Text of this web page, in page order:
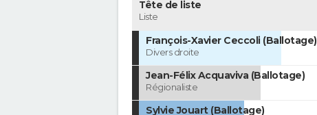
Tête de liste
Liste
François-Xavier Ceccoli (Ballotage)
Divers droite
Jean-Félix Acquaviva (Ballotage)
Régionaliste
Sylvie Jouart (Ballotage)